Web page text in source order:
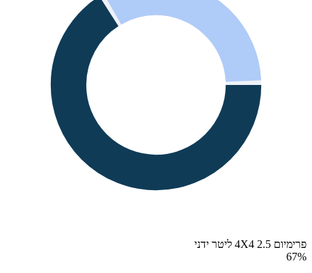
פרימיום 4X4 2.5 ליטר ידני
67%